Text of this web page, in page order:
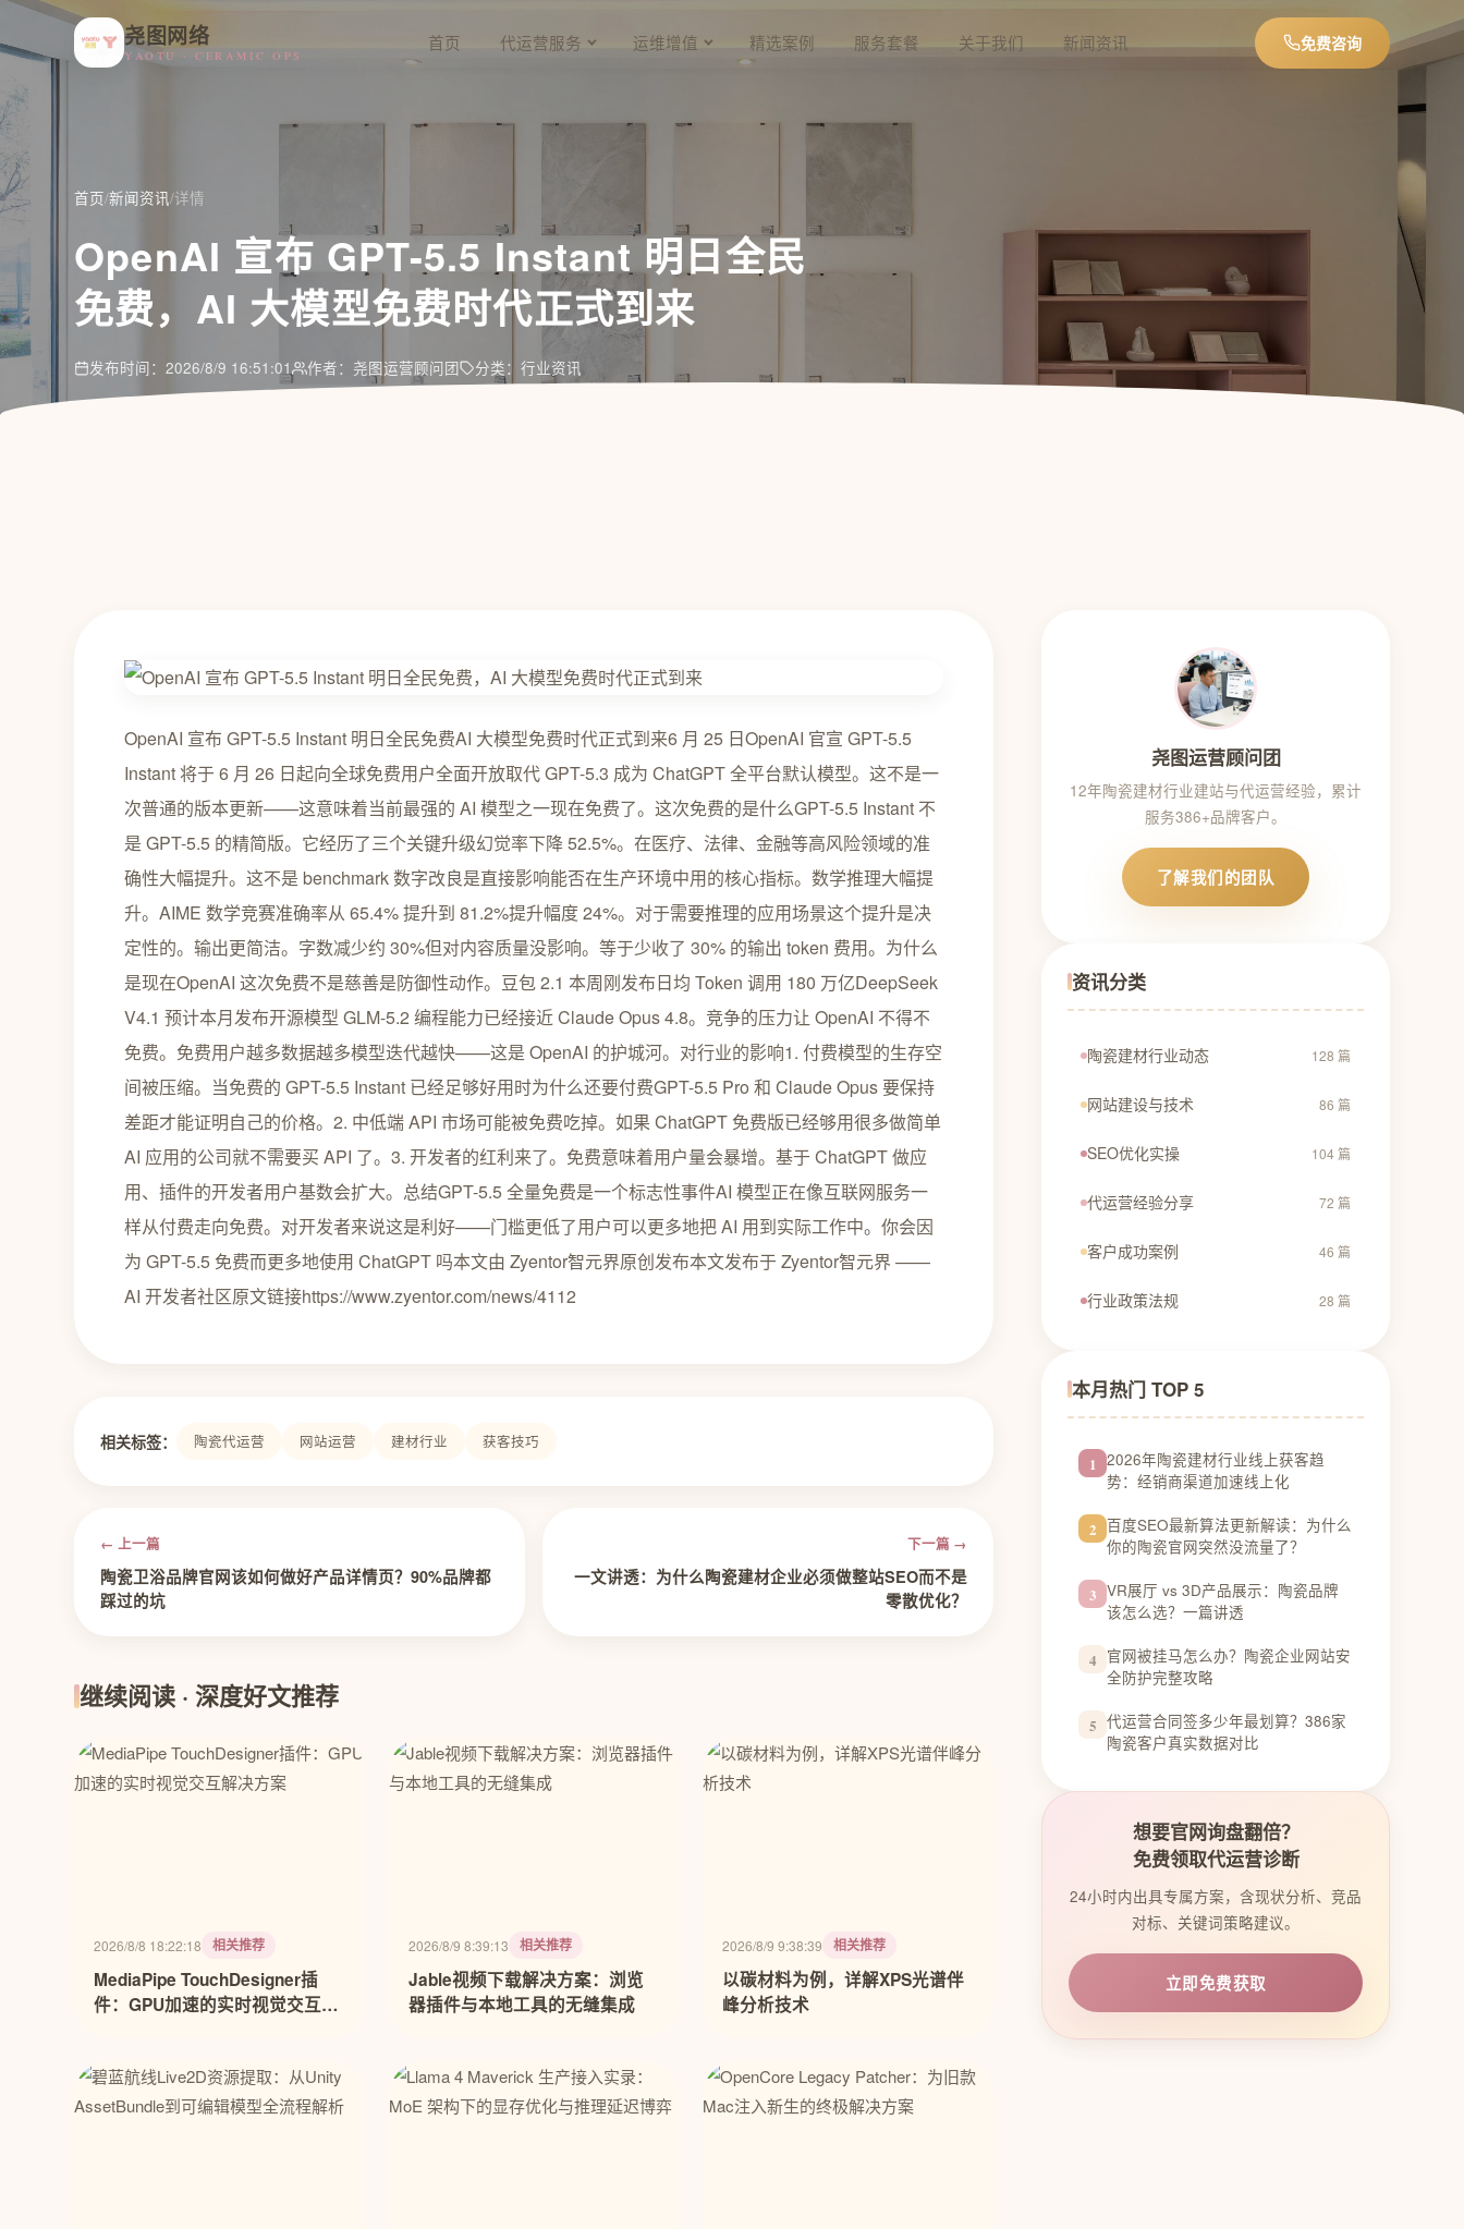
尧图网络
YAOTU · CERAMIC OPS
首页 代运营服务 运维增值 精选案例 服务套餐 关于我们 新闻资讯 免费咨询
首页/新闻资讯/详情
OpenAI 宣布 GPT-5.5 Instant 明日全民
免费，AI 大模型免费时代正式到来
发布时间：2026/8/9 16:51:01 作者：尧图运营顾问团 分类：行业资讯
OpenAI 宣布 GPT-5.5 Instant 明日全民免费AI 大模型免费时代正式到来6 月 25 日OpenAI 官宣 GPT-5.5
Instant 将于 6 月 26 日起向全球免费用户全面开放取代 GPT-5.3 成为 ChatGPT 全平台默认模型。这不是一
次普通的版本更新——这意味着当前最强的 AI 模型之一现在免费了。这次免费的是什么GPT-5.5 Instant 不
是 GPT-5.5 的精简版。它经历了三个关键升级幻觉率下降 52.5%。在医疗、法律、金融等高风险领域的准
确性大幅提升。这不是 benchmark 数字改良是直接影响能否在生产环境中用的核心指标。数学推理大幅提
升。AIME 数学竞赛准确率从 65.4% 提升到 81.2%提升幅度 24%。对于需要推理的应用场景这个提升是决
定性的。输出更简洁。字数减少约 30%但对内容质量没影响。等于少收了 30% 的输出 token 费用。为什么
是现在OpenAI 这次免费不是慈善是防御性动作。豆包 2.1 本周刚发布日均 Token 调用 180 万亿DeepSeek
V4.1 预计本月发布开源模型 GLM-5.2 编程能力已经接近 Claude Opus 4.8。竞争的压力让 OpenAI 不得不
免费。免费用户越多数据越多模型迭代越快——这是 OpenAI 的护城河。对行业的影响1. 付费模型的生存空
间被压缩。当免费的 GPT-5.5 Instant 已经足够好用时为什么还要付费GPT-5.5 Pro 和 Claude Opus 要保持
差距才能证明自己的价格。2. 中低端 API 市场可能被免费吃掉。如果 ChatGPT 免费版已经够用很多做简单
AI 应用的公司就不需要买 API 了。3. 开发者的红利来了。免费意味着用户量会暴增。基于 ChatGPT 做应
用、插件的开发者用户基数会扩大。总结GPT-5.5 全量免费是一个标志性事件AI 模型正在像互联网服务一
样从付费走向免费。对开发者来说这是利好——门槛更低了用户可以更多地把 AI 用到实际工作中。你会因
为 GPT-5.5 免费而更多地使用 ChatGPT 吗本文由 Zyentor智元界原创发布本文发布于 Zyentor智元界 ——
AI 开发者社区原文链接https://www.zyentor.com/news/4112
相关标签： 陶瓷代运营 网站运营 建材行业 获客技巧
← 上一篇
陶瓷卫浴品牌官网该如何做好产品详情页？90%品牌都
踩过的坑
下一篇 →
一文讲透：为什么陶瓷建材企业必须做整站SEO而不是
零散优化？
继续阅读 · 深度好文推荐
2026/8/8 18:22:18 相关推荐
MediaPipe TouchDesigner插
件：GPU加速的实时视觉交互解
2026/8/9 8:39:13 相关推荐
Jable视频下载解决方案：浏览
器插件与本地工具的无缝集成
2026/8/9 9:38:39 相关推荐
以碳材料为例，详解XPS光谱伴
峰分析技术
尧图运营顾问团
12年陶瓷建材行业建站与代运营经验，累计
服务386+品牌客户。
了解我们的团队
资讯分类
陶瓷建材行业动态 128 篇
网站建设与技术 86 篇
SEO优化实操 104 篇
代运营经验分享 72 篇
客户成功案例 46 篇
行业政策法规 28 篇
本月热门 TOP 5
1 2026年陶瓷建材行业线上获客趋
势：经销商渠道加速线上化
2 百度SEO最新算法更新解读：为什么
你的陶瓷官网突然没流量了？
3 VR展厅 vs 3D产品展示：陶瓷品牌
该怎么选？一篇讲透
4 官网被挂马怎么办？陶瓷企业网站安
全防护完整攻略
5 代运营合同签多少年最划算？386家
陶瓷客户真实数据对比
想要官网询盘翻倍？
免费领取代运营诊断
24小时内出具专属方案，含现状分析、竞品
对标、关键词策略建议。
立即免费获取